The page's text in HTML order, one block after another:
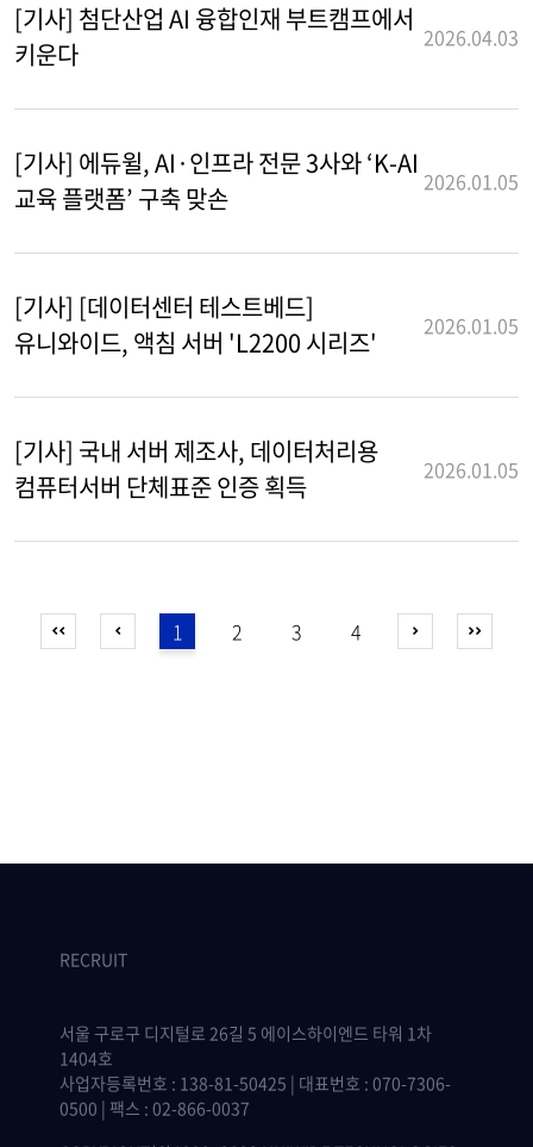
[기사] 첨단산업 AI 융합인재 부트캠프에서
키운다
2026.04.03
[기사] 에듀윌, AI·인프라 전문 3사와 ‘K-AI
교육 플랫폼’ 구축 맞손
2026.01.05
[기사] [데이터센터 테스트베드]
유니와이드, 액침 서버 'L2200 시리즈'
2026.01.05
[기사] 국내 서버 제조사, 데이터처리용
컴퓨터서버 단체표준 인증 획득
2026.01.05
1 2 3 4
RECRUIT
서울 구로구 디지털로 26길 5 에이스하이엔드 타워 1차
1404호
사업자등록번호 : 138-81-50425 | 대표번호 : 070-7306-
0500 | 팩스 : 02-866-0037